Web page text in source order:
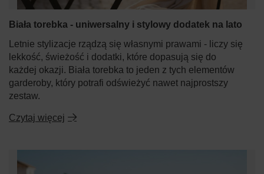
Biała torebka - uniwersalny i stylowy dodatek na lato
Letnie stylizacje rządzą się własnymi prawami - liczy się
lekkość, świeżość i dodatki, które dopasują się do
każdej okazji. Biała torebka to jeden z tych elementów
garderoby, który potrafi odświeżyć nawet najprostszy
zestaw.
Czytaj więcej